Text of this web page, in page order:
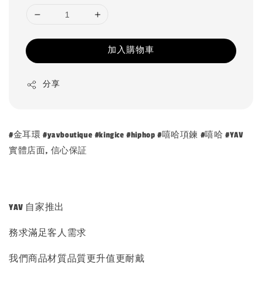
加入購物車
分享
#金耳環 #yavboutique #kingice #hiphop #嘻哈項鍊 #嘻哈 #YAV
實體店面, 信心保証
YAV 自家推出
務求滿足客人需求
我們商品材質品質更升值更耐戴